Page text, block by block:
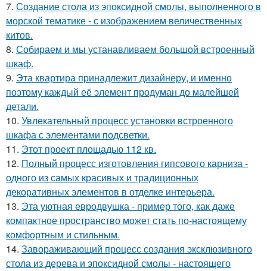
7. Создание стола из эпоксидной смолы, выполненного в
морской тематике - с изображением величественных
китов.
8. Собираем и мы устанавливаем большой встроенный
шкаф.
9. Эта квартира принадлежит дизайнеру, и именно
поэтому каждый её элемент продуман до малейшей
детали.
10. Увлекательный процесс установки встроенного
шкафа с элементами подсветки.
11. Этот проект площадью 112 кв.
12. Полный процесс изготовления гипсового карниза -
одного из самых красивых и традиционных
декоративных элементов в отделке интерьера.
13. Эта уютная евродвушка - пример того, как даже
компактное пространство может стать по-настоящему
комфортным и стильным.
14. Завораживающий процесс создания эксклюзивного
стола из дерева и эпоксидной смолы - настоящего